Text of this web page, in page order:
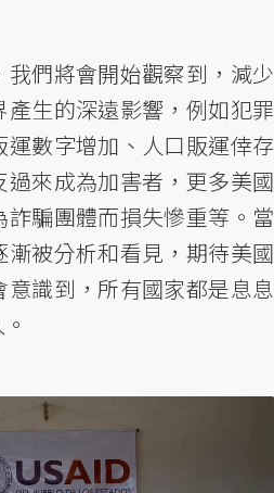
們將會開始觀察到，減少
生的深遠影響，例如犯罪
數字增加、人口販運倖存
來成為加害者，更多美國
騙團體而損失慘重等。當
被分析和看見，期待美國
識到，所有國家都是息息